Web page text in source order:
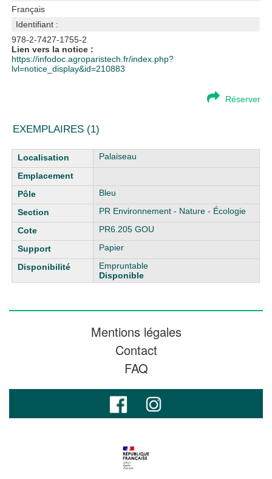
Français
Identifiant :
978-2-7427-1755-2
Lien vers la notice :
https://infodoc.agroparistech.fr/index.php?
lvl=notice_display&id=210883
Réserver
EXEMPLAIRES (1)
Liste des exemplaires Palaiseau
Bleu
PR Environnement - Nature - Écologie
PR6.205 GOU
Papier
Empruntable
Disponible
Mentions légales
Contact
FAQ